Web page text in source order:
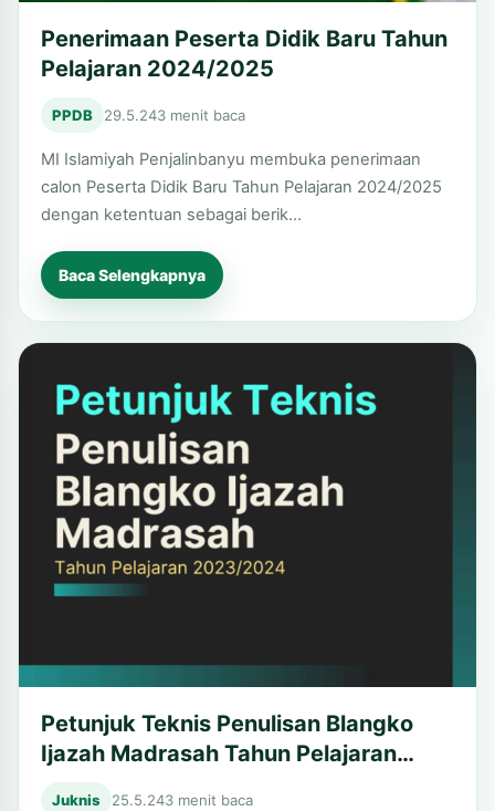
Penerimaan Peserta Didik Baru Tahun
Pelajaran 2024/2025
PPDB 29.5.243 menit baca
MI Islamiyah Penjalinbanyu membuka penerimaan
calon Peserta Didik Baru Tahun Pelajaran 2024/2025
dengan ketentuan sebagai berik…
Baca Selengkapnya
Petunjuk Teknis Penulisan Blangko
Ijazah Madrasah Tahun Pelajaran
Juknis 25.5.243 menit baca